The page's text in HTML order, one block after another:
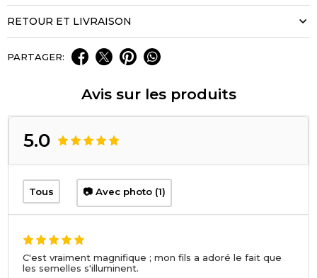
RETOUR ET LIVRAISON
PARTAGER:
Avis sur les produits
5.0
Tous 📷 Avec photo (1)
C'est vraiment magnifique ; mon fils a adoré le fait que
les semelles s'illuminent.